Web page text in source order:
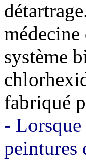
système
fabriqué
-
peintures